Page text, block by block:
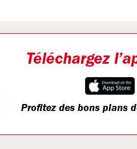
Téléchargez
Profitez des bons plans